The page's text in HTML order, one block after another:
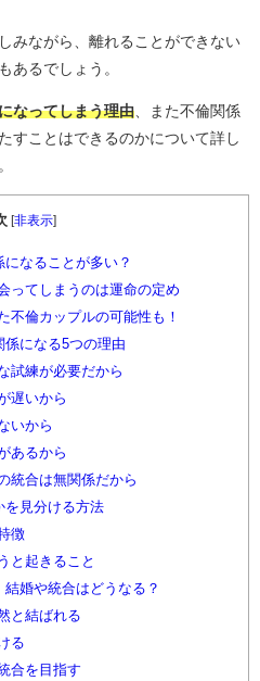
みながら、離れることができない
あるでしょう。
なってしまう理由 、また不倫関係
すことはできるのかについて詳し
[非表示]
なることが多い？
ってしまうのは運命の定め
不倫カップルの可能性も！
になる5つの理由
試練が必要だから
遅いから
いから
あるから
統合は無関係だから
を見分ける方法
徴
と起きること
婚や統合はどうなる？
と結ばれる
る
合を目指す